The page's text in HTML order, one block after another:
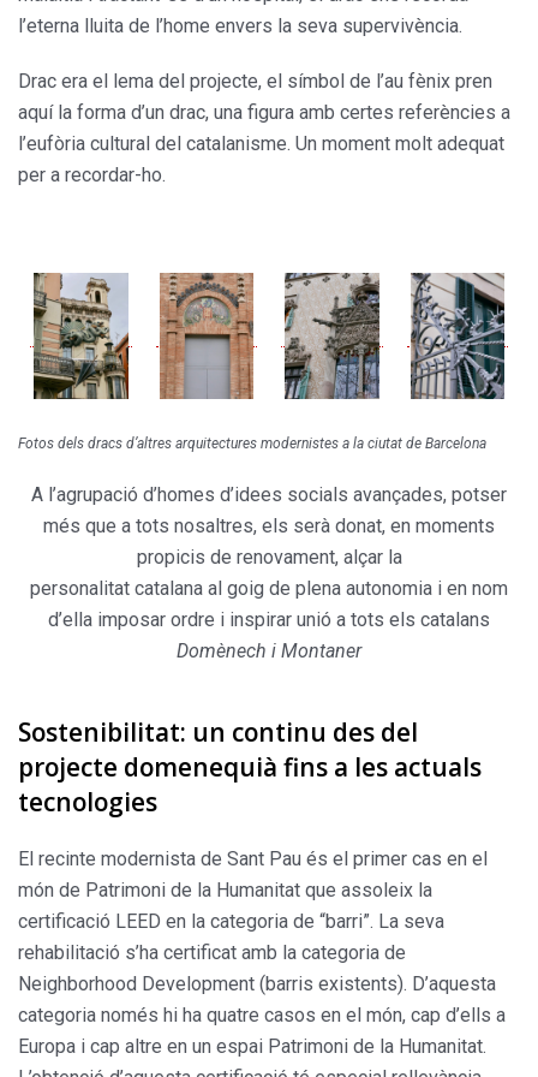
l’eterna lluita de l’home envers la seva supervivència.
Drac era el lema del projecte, el símbol de l’au fènix pren
aquí la forma d’un drac, una figura amb certes referències a
l’eufòria cultural del catalanisme. Un moment molt adequat
per a recordar-ho.
Fotos dels dracs d’altres arquitectures modernistes a la ciutat de Barcelona
A l’agrupació d’homes d’idees socials avançades, potser
més que a tots nosaltres, els serà donat, en moments
propicis de renovament, alçar la
personalitat catalana al goig de plena autonomia i en nom
d’ella imposar ordre i inspirar unió a tots els catalans
Domènech i Montaner
Sostenibilitat: un continu des del
projecte domenequià fins a les actuals
tecnologies
El recinte modernista de Sant Pau és el primer cas en el
món de Patrimoni de la Humanitat que assoleix la
certificació LEED en la categoria de “barri”. La seva
rehabilitació s’ha certificat amb la categoria de
Neighborhood Development (barris existents). D’aquesta
categoria només hi ha quatre casos en el món, cap d’ells a
Europa i cap altre en un espai Patrimoni de la Humanitat.